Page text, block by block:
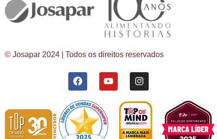
© Josapar 2024 | Todos os direitos reservados